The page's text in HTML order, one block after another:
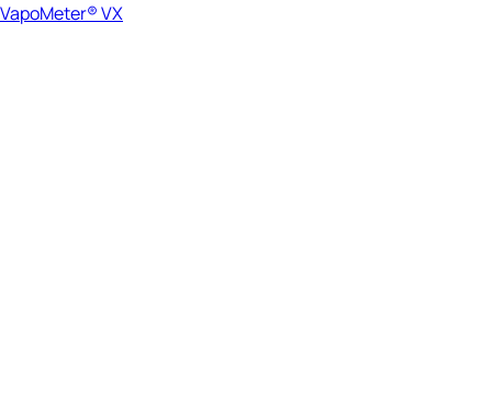
VapoMeter® VX